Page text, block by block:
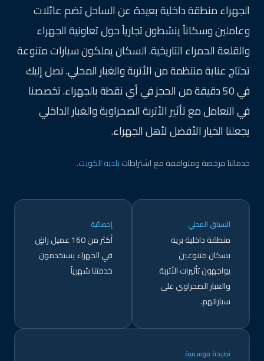
الجهراء منطقة داخلية بعيدة عن الساحل تضم عائلات
وعاملين وسكاناً ينشطون تجارياً حول تعاونية الجهراء
والقلعة الحمراء التاريخية. السكان يملكون سيارات متنوعة
تحتاج عناية منتظمة من الأتربة والغبار المحلي. نصل إليك
في 50 دقيقة من الحجز في أي نقطة بالجهراء. تخصصنا
في التعامل مع تأثير الأتربة الصحراوية والغبار الداخلي
يجعلنا الخيار الأفضل لأهل الجهراء.
خدماتنا مرخصة ومتوافقة مع اشتراطاتبلدية الكويت.
السياق المحلي
منطقة داخلية برية
بسكان متنوعين
يواجهون تأثيرات الأتربة
والغبار الصحراوي على
سياراتهم.
إحصائية
أكثر من 160 عميل راضٍ
في الجهراء يستخدمون
خدمتنا شهرياً
نصيحة موسمية